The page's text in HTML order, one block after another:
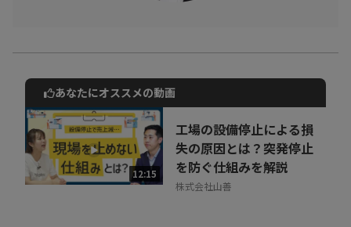
動画でご紹介しているサービスについて
お気軽にご相談・ご質問いただけます！
30秒でお申し込み可能
相談を希望する 無料
あなたにオススメの動画
12:15
工場の設備停止による損
失の原因とは？突発停止
を防ぐ仕組みを解説
株式会社山善